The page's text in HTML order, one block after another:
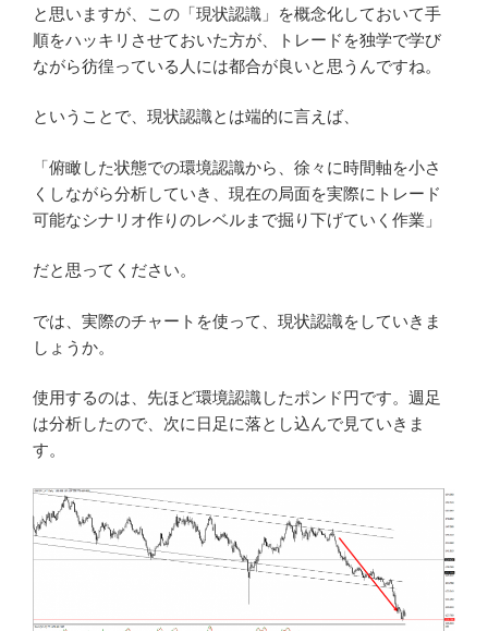
と思いますが、この「現状認識」を概念化しておいて手
順をハッキリさせておいた方が、トレードを独学で学び
ながら彷徨っている人には都合が良いと思うんですね。
ということで、現状認識とは端的に言えば、
「俯瞰した状態での環境認識から、徐々に時間軸を小さ
くしながら分析していき、現在の局面を実際にトレード
可能なシナリオ作りのレベルまで掘り下げていく作業」
だと思ってください。
では、実際のチャートを使って、現状認識をしていきま
しょうか。
使用するのは、先ほど環境認識したポンド円です。週足
は分析したので、次に日足に落とし込んで見ていきま
す。